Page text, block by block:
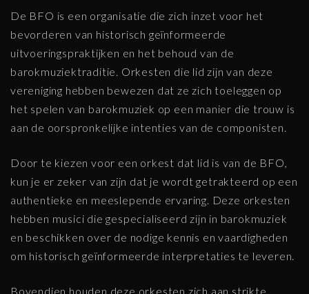
De BFO is een organisatie die zich inzet voor het
bevorderen van historisch geïnformeerde
uitvoeringspraktijken en het behoud van de
barokmuziektraditie. Orkesten die lid zijn van deze
vereniging hebben bewezen dat ze zich toeleggen op
het spelen van barokmuziek op een manier die trouw is
aan de oorspronkelijke intenties van de componisten.
Door te kiezen voor een orkest dat lid is van de BFO,
kun je er zeker van zijn dat je wordt getrakteerd op een
authentieke en meeslepende ervaring. Deze orkesten
hebben musici die gespecialiseerd zijn in barokmuziek
en beschikken over de nodige kennis en vaardigheden
om historisch geïnformeerde interpretaties te leveren.
Bovendien houden deze orkesten zich aan strikte